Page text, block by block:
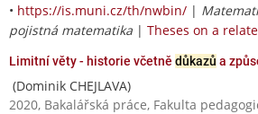
• https://is.muni.cz/th/nwbin/ |
pojistná matematika | Theses on a
Limitní věty - historie včetně důkazů a
(Dominik CHEJLAVA)
2020, Bakalářská práce, Fakulta